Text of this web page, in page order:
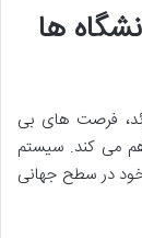
ها
فرصت های بی
می کند. سیستم
خود در سطح جهانی